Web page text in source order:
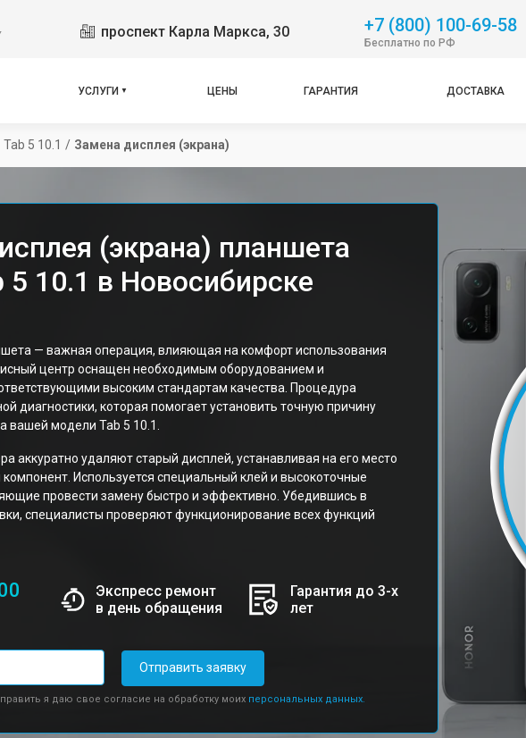
проспект Карла Маркса, 30 +7 (800) 100-69-58
Бесплатно по РФ
УСЛУГИ ЦЕНЫ ГАРАНТИЯ ДОСТАВКА
Tab 5 10.1 / Замена дисплея (экрана)
(экрана) планшета
5 10.1 в Новосибирске
— важная операция, влияющая на комфорт использования
центр оснащен необходимым оборудованием и
высоким стандартам качества. Процедура
диагностики, которая помогает установить точную причину
вашей модели Tab 5 10.1.
аккуратно удаляют старый дисплей, устанавливая на его место
Используется специальный клей и высокоточные
провести замену быстро и эффективно. Убедившись в
специалисты проверяют функционирование всех функций
Экспресс ремонт
в день обращения
Гарантия до 3-х
лет
Отправить заявку
я даю свое согласие на обработку моих персональных данных.